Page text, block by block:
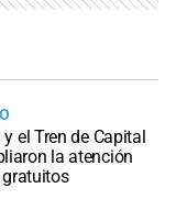
el Tren de Capital
la atención